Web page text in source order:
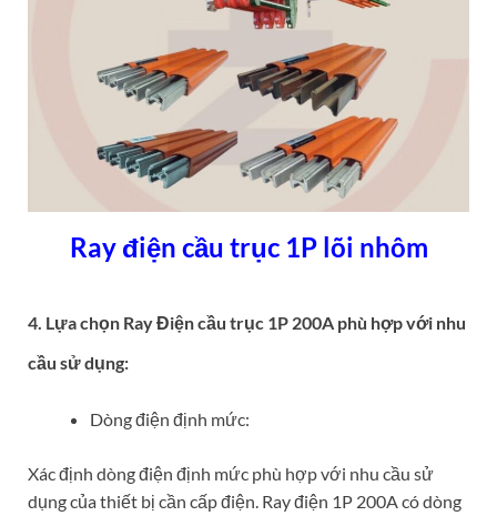
Ray điện cầu trục 1P lõi nhôm
4. Lựa chọn Ray Điện cầu trục 1P 200A phù hợp với nhu
cầu sử dụng:
Dòng điện định mức:
Xác định dòng điện định mức phù hợp với nhu cầu sử
dụng của thiết bị cần cấp điện. Ray điện 1P 200A có dòng